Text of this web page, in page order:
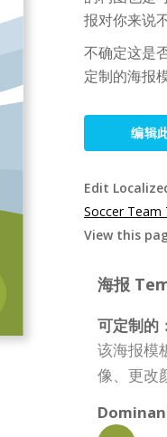
报对你来说
不确定这是
定制的海报
编辑
Edit
Soccer Team
View this
海报
可定制的：
该海报模
像、更改